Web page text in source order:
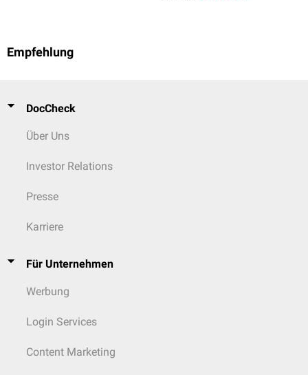
Empfehlung
DocCheck
Über Uns
Investor Relations
Presse
Karriere
Für Unternehmen
Werbung
Login Services
Content Marketing